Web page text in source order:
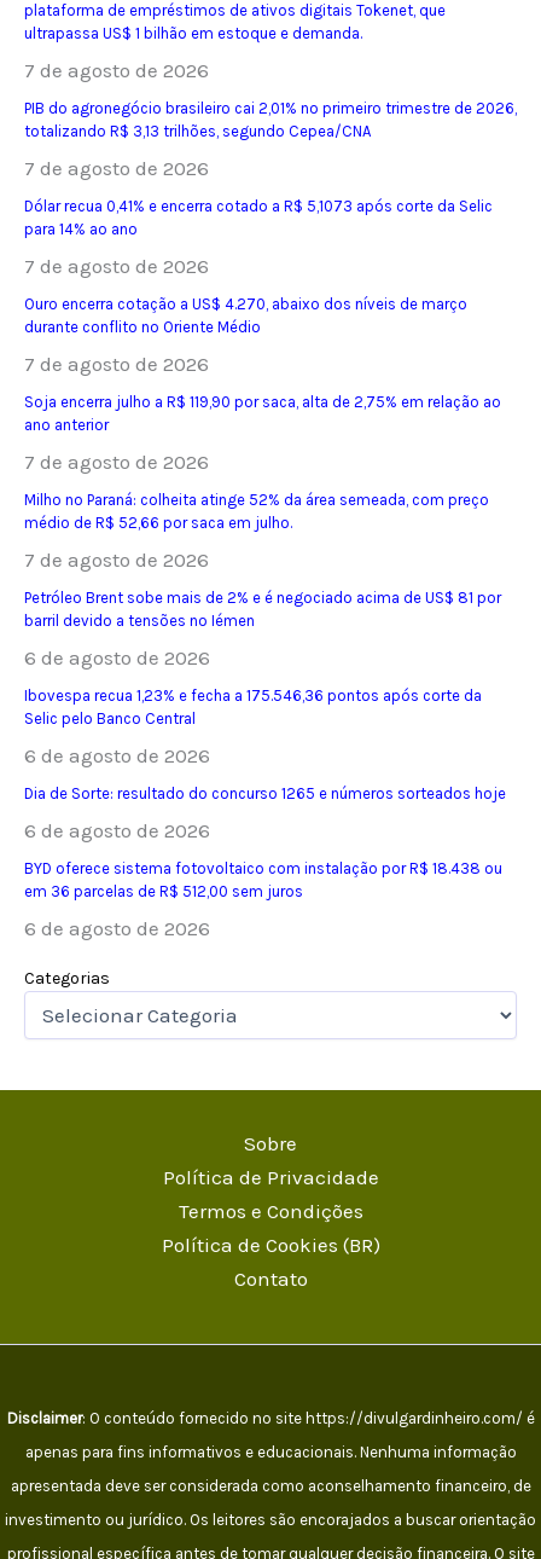
plataforma de empréstimos de ativos digitais Tokenet, que
ultrapassa US$ 1 bilhão em estoque e demanda.
7 de agosto de 2026
PIB do agronegócio brasileiro cai 2,01% no primeiro trimestre de 2026,
totalizando R$ 3,13 trilhões, segundo Cepea/CNA
7 de agosto de 2026
Dólar recua 0,41% e encerra cotado a R$ 5,1073 após corte da Selic
para 14% ao ano
7 de agosto de 2026
Ouro encerra cotação a US$ 4.270, abaixo dos níveis de março
durante conflito no Oriente Médio
7 de agosto de 2026
Soja encerra julho a R$ 119,90 por saca, alta de 2,75% em relação ao
ano anterior
7 de agosto de 2026
Milho no Paraná: colheita atinge 52% da área semeada, com preço
médio de R$ 52,66 por saca em julho.
7 de agosto de 2026
Petróleo Brent sobe mais de 2% e é negociado acima de US$ 81 por
barril devido a tensões no Iémen
6 de agosto de 2026
Ibovespa recua 1,23% e fecha a 175.546,36 pontos após corte da
Selic pelo Banco Central
6 de agosto de 2026
Dia de Sorte: resultado do concurso 1265 e números sorteados hoje
6 de agosto de 2026
BYD oferece sistema fotovoltaico com instalação por R$ 18.438 ou
em 36 parcelas de R$ 512,00 sem juros
6 de agosto de 2026
Categorias
Sobre
Política de Privacidade
Termos e Condições
Política de Cookies (BR)
Contato
Disclaimer: O conteúdo fornecido no site https://divulgardinheiro.com/ é
apenas para fins informativos e educacionais. Nenhuma informação
apresentada deve ser considerada como aconselhamento financeiro, de
investimento ou jurídico. Os leitores são encorajados a buscar orientação
profissional específica antes de tomar qualquer decisão financeira. O site